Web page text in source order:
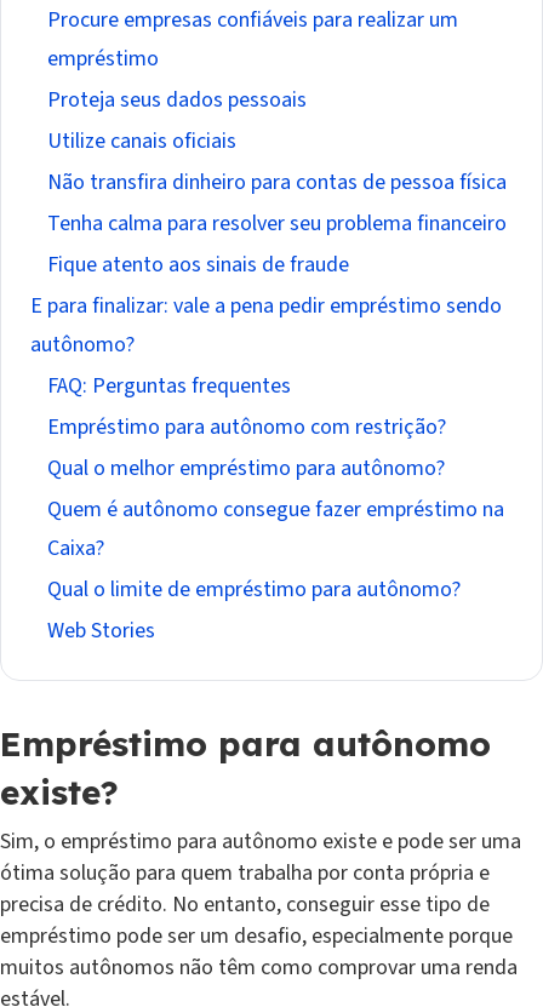
Procure empresas confiáveis para realizar um
empréstimo
Proteja seus dados pessoais
Utilize canais oficiais
Não transfira dinheiro para contas de pessoa física
Tenha calma para resolver seu problema financeiro
Fique atento aos sinais de fraude
E para finalizar: vale a pena pedir empréstimo sendo
autônomo?
FAQ: Perguntas frequentes
Empréstimo para autônomo com restrição?
Qual o melhor empréstimo para autônomo?
Quem é autônomo consegue fazer empréstimo na
Caixa?
Qual o limite de empréstimo para autônomo?
Web Stories
Empréstimo para autônomo
existe?
Sim, o empréstimo para autônomo existe e pode ser uma
ótima solução para quem trabalha por conta própria e
precisa de crédito. No entanto, conseguir esse tipo de
empréstimo pode ser um desafio, especialmente porque
muitos autônomos não têm como comprovar uma renda
estável.